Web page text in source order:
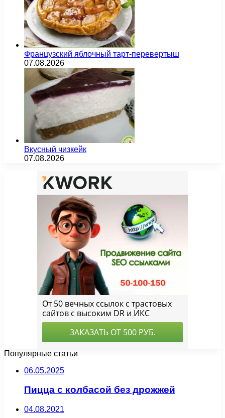
Французский яблочный тарт-перевертыш
07.08.2026
Вкусный чизкейк
07.08.2026
Популярные статьи
06.05.2025
Пицца с колбасой без дрожжей
04.08.2021